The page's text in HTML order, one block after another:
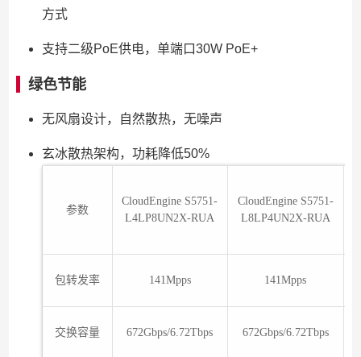
方式
支持二级PoE供电，单端口30W PoE+
绿色节能
无风扇设计，自然散热，无噪声
玄冰散热架构，功耗降低50%
参数
CloudEngine S5751-
L4LP8UN2X-RUA
CloudEngine S5751-
L8LP4UN2X-RUA
包转发率 141Mpps 141Mpps
交换容量 672Gbps/6.72Tbps 672Gbps/6.72Tbps